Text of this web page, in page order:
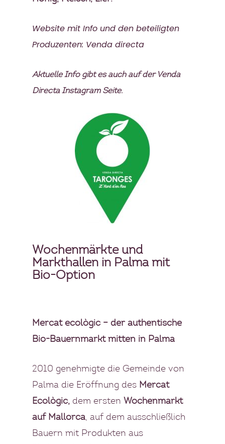
Website mit Info und den beteiligten
Produzenten: Venda directa
Aktuelle Info gibt es auch auf der Venda
Directa Instagram Seite.
Wochenmärkte und
Markthallen in Palma mit
Bio-Option
Mercat ecològic – der authentische
Bio-Bauernmarkt mitten in Palma
2010 genehmigte die Gemeinde von
Palma die Eröffnung des Mercat
Ecològic, dem ersten Wochenmarkt
auf Mallorca, auf dem ausschließlich
Bauern mit Produkten aus